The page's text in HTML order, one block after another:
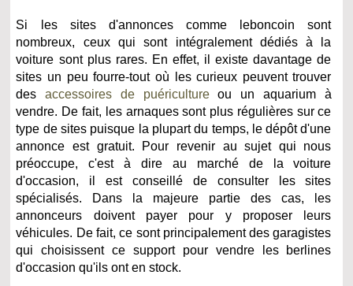
Si les sites d'annonces comme leboncoin sont
nombreux, ceux qui sont intégralement dédiés à la
voiture sont plus rares. En effet, il existe davantage de
sites un peu fourre-tout où les curieux peuvent trouver
desaccessoires de puéricultureou un aquarium à
vendre. De fait, les arnaques sont plus régulières sur ce
type de sites puisque la plupart du temps, le dépôt d'une
annonce est gratuit. Pour revenir au sujet qui nous
préoccupe, c'est à dire au marché de la voiture
d'occasion, il est conseillé de consulter les sites
spécialisés. Dans la majeure partie des cas, les
annonceurs doivent payer pour y proposer leurs
véhicules. De fait, ce sont principalement des garagistes
qui choisissent ce support pour vendre les berlines
d'occasion qu'ils ont en stock.